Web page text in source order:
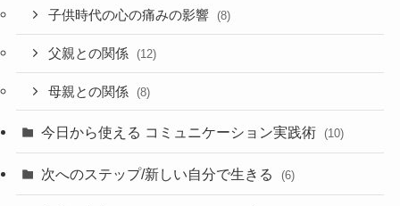
子供時代の心の痛みの影響 (8)
父親との関係 (12)
母親との関係 (8)
今日から使える コミュニケーション実践術 (10)
次へのステップ/新しい自分で生きる (6)